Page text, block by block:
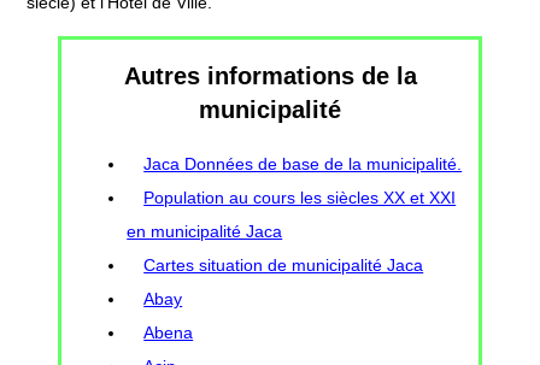
Autres informations de la
municipalité
Jaca Données de base de la municipalité.
Population au cours les siècles XX et XXI
en municipalité Jaca
Cartes situation de municipalité Jaca
Abay
Abena